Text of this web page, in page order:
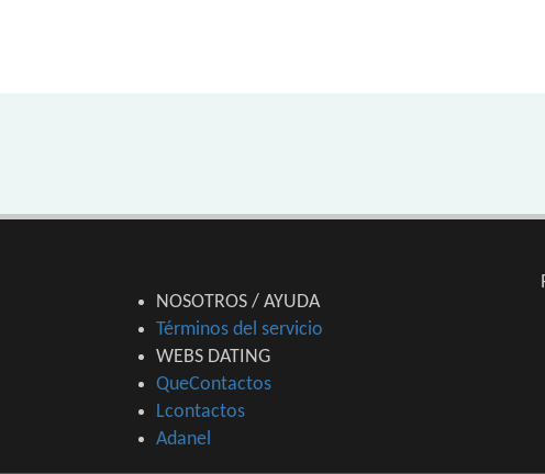
NOSOTROS / AYUDA
Términos del servicio
WEBS DATING
QueContactos
Lcontactos
Adanel